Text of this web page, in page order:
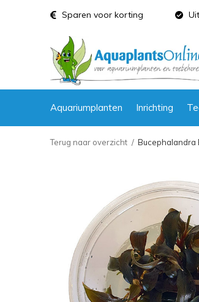
Aquariumplanten Inrichting
Sparen voor korting
Terug naar overzicht Bucephalandra